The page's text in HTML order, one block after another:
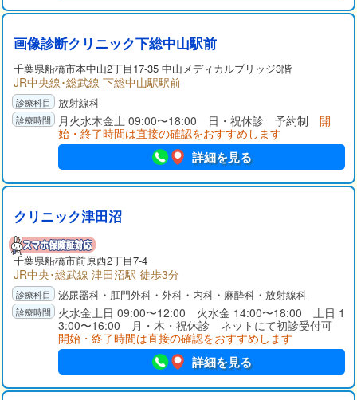
画像診断クリニック下総中山駅前
千葉県船橋市本中山2丁目17-35 中山メディカルブリッジ3階
JR中央線･総武線 下総中山駅駅前
放射線科
月火水木金土 09:00〜18:00 日・祝休診 予約制 開
始・終了時間は直接の確認をおすすめします
詳細を見る
クリニック津田沼
千葉県船橋市前原西2丁目7-4
JR中央･総武線 津田沼駅 徒歩3分
泌尿器科・肛門外科・外科・内科・麻酔科・放射線科
火水金土日 09:00〜12:00 火水金 14:00〜18:00 土日 1
3:00〜16:00 月・木・祝休診 ネットにて初診受付可
開始・終了時間は直接の確認をおすすめします
詳細を見る